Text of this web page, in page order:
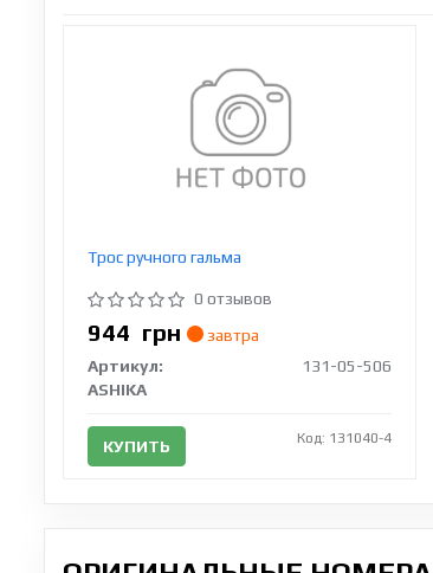
Трос ручного гальма
0 отзывов
944 грн
завтра
Артикул:
131-05-506
ASHIKA
КУПИТЬ Код: 131040-4